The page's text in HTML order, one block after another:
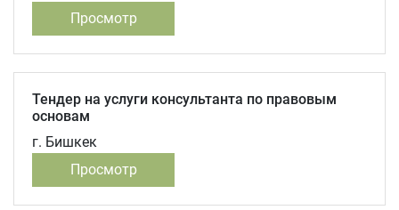
Просмотр
Тендер на услуги консультанта по правовым
основам
г. Бишкек
Просмотр